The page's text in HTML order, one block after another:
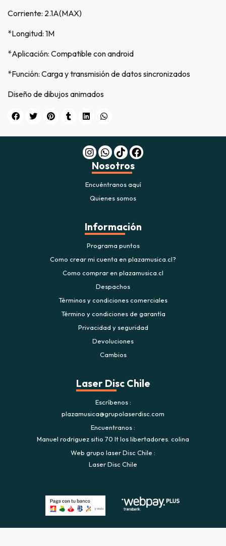
Corriente: 2.1A(MAX)
*Longitud: 1M
*Aplicación: Compatible con android
*Función: Carga y transmisión de datos sincronizados
Diseño de dibujos animados
Nosotros
Encuéntranos aquí
Quienes somos
Información
Programa puntos
Como crear mi cuenta en plazamusica.cl?
Como comprar en plazamusica.cl
Despachos
Términos y condiciones comerciales
Término y condiciones de garantía
Privacidad y seguridad
Devoluciones
Cambios
Laser Disc Chile
Escríbenos
plazamusica@grupolaserdisc.com
Encuentranos
Manuel rodriguez sitio 70 lt los libertadores. colina
Web grupo laser Disc Chile
Laser Disc Chile